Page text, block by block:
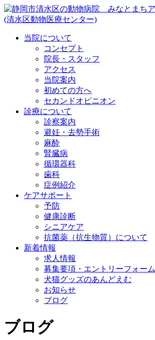
当院について
コンセプト
院長・スタッフ
アクセス
当院案内
初めての方へ
セカンドオピニオン
診療について
診察案内
避妊・去勢手術
麻酔
腎臓病
循環器科
歯科
症例紹介
ケアサポート
予防
健康診断
シニアケア
抗菌薬（抗生物質）について
新着情報
求人情報
募集要項・エントリーフォーム
犬猫グッズのあんどえむ
お知らせ
ブログ
ブログ